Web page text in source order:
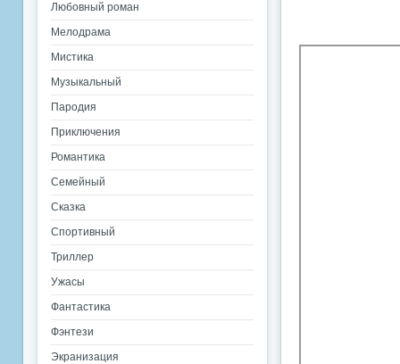
Любовный роман
Мелодрама
Мистика
Музыкальный
Пародия
Приключения
Романтика
Семейный
Сказка
Спортивный
Триллер
Ужасы
Фантастика
Фэнтези
Экранизация